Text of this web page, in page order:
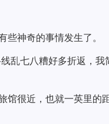
神奇的事情发生了。
乱七八糟好多折返，我
馆很近，也就一英里的